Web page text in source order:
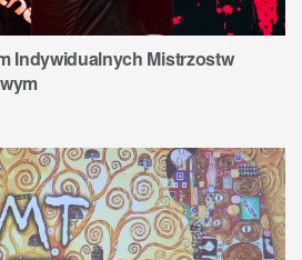
Indywidualnych Mistrzostw